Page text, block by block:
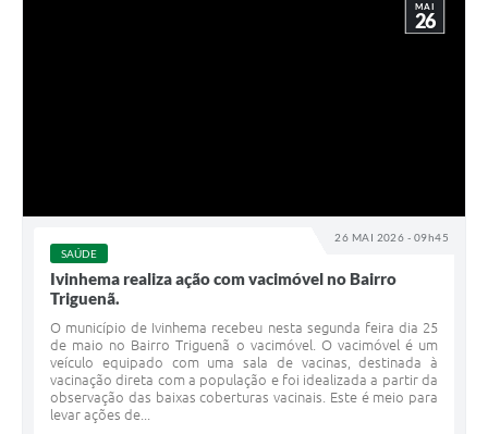
26 MAI 2026 - 09h45
MAI
26
SAÚDE
Ivinhema realiza ação com vacimóvel no Bairro
Triguenã.
O município de Ivinhema recebeu nesta segunda feira dia 25
de maio no Bairro Triguenã o vacimóvel. O vacimóvel é um
veículo equipado com uma sala de vacinas, destinada à
vacinação direta com a população e foi idealizada a partir da
observação das baixas coberturas vacinais. Este é meio para
levar ações de...